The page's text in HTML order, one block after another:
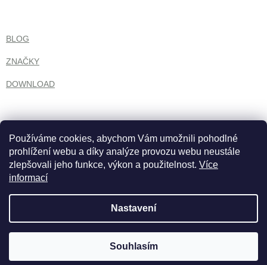
Používáme cookies, abychom Vám umožnili pohodlné
prohlížení webu a díky analýze provozu webu neustále
zlepšovali jeho funkce, výkon a použitelnost. Více
informací
Nastavení
Souhlasím
BLOG
ZNAČKY
DOWNLOAD
Vytvořil Shoptet
growbank.cz. Všechna práva vyhrazena.